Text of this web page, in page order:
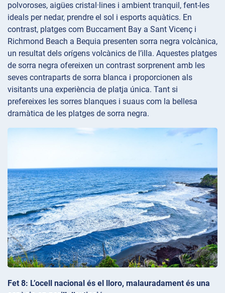
polvoroses, aigües cristal·lines i ambient tranquil, fent-les
ideals per nedar, prendre el sol i esports aquàtics. En
contrast, platges com Buccament Bay a Sant Vicenç i
Richmond Beach a Bequia presenten sorra negra volcànica,
un resultat dels orígens volcànics de l’illa. Aquestes platges
de sorra negra ofereixen un contrast sorprenent amb les
seves contraparts de sorra blanca i proporcionen als
visitants una experiència de platja única. Tant si
prefereixes les sorres blanques i suaus com la bellesa
dramàtica de les platges de sorra negra.
Fet 8: L’ocell nacional és el lloro, malauradament és una